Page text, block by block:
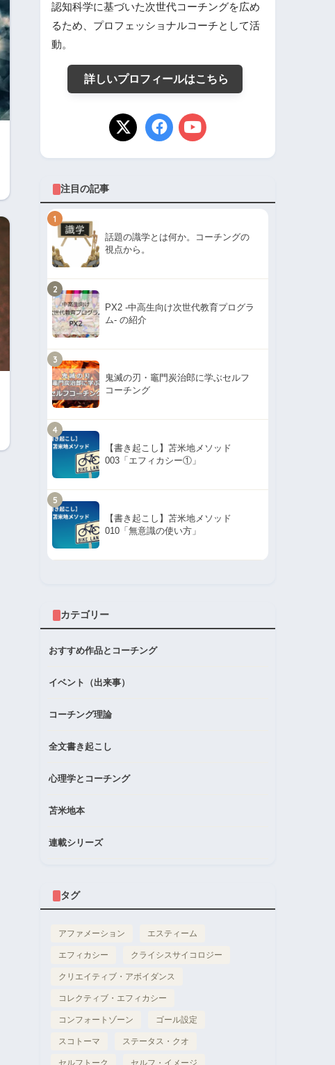
認知科学に基づいた次世代コーチングを広め
るため、プロフェッショナルコーチとして活
動。
詳しいプロフィールはこちら
注目の記事
1
話題の識学とは何か。コーチングの
視点から。
2
PX2 -中高生向け次世代教育プログラ
ム- の紹介
3
鬼滅の刃・竈門炭治郎に学ぶセルフ
コーチング
4
【書き起こし】苫米地メソッド
003「エフィカシー①」
5
【書き起こし】苫米地メソッド
010「無意識の使い方」
カテゴリー
おすすめ作品とコーチング
イベント（出来事）
コーチング理論
全文書き起こし
心理学とコーチング
苫米地本
連載シリーズ
タグ
アファメーション エスティーム
エフィカシー クライシスサイコロジー
クリエイティブ・アボイダンス
コレクティブ・エフィカシー
コンフォートゾーン ゴール設定
スコトーマ ステータス・クオ